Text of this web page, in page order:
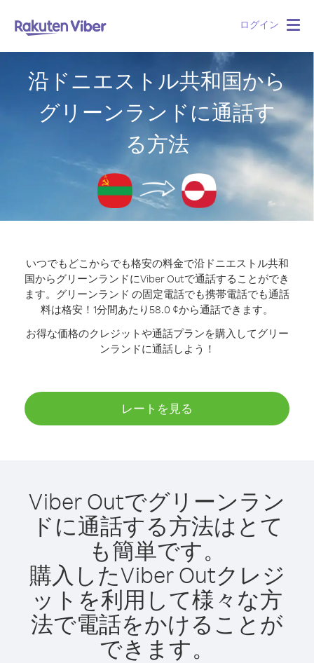
ログイン
沿ドニエストル共和国から
グリーンランドに通話す
る方法
いつでもどこからでも格安の料金で沿ドニエストル共和
国からグリーンランドにViber Outで通話することができ
ます。 グリーンランド の固定電話でも携帯電話でも通話
料は格安！1分間あたり58.0 ¢から通話できます。
お得な価格のクレジットや通話プランを購入してグリー
ンランドに通話しよう！
レートを見る
Viber Outでグリーンラン
ドに通話する方法はとて
も簡単です。
購入したViber Outクレジ
ットを利用して様々な方
法で電話をかけることが
できます。